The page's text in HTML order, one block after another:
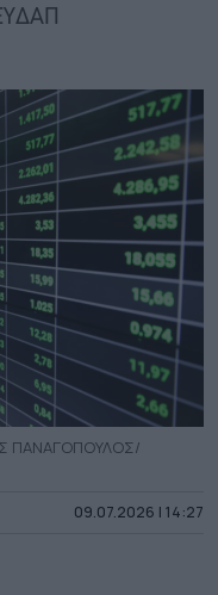
ΠΑΝΑΓΟΠΟΥΛΟΣ/
09.07.2026 | 14:27